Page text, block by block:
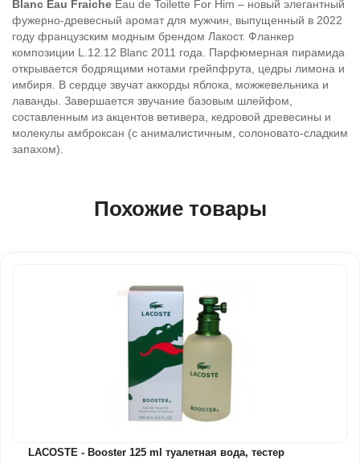
Blanc Eau Fraiche Eau de Toilette For Him – новый элегантный
фужерно-древесный аромат для мужчин, выпущенный в 2022
году французским модным брендом Лакост. Фланкер
композиции L.12.12 Blanc 2011 года. Парфюмерная пирамида
открывается бодрящими нотами грейпфрута, цедры лимона и
имбиря. В сердце звучат аккорды яблока, можжевельника и
лаванды. Завершается звучание базовым шлейфом,
составленным из акцентов ветивера, кедровой древесины и
молекулы амброксан (с анималистичным, солоновато-сладким
запахом).
Похожие товары
LACOSTE - Booster 125 ml туалетная вода, тестер